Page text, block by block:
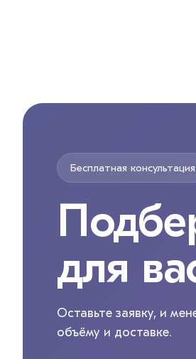
Бесплатная консультация
для
Оставьте заявку, и
объёму и доставке.